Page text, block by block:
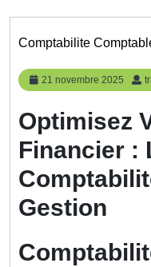
Comptabilite
21 novembre 2025
21
Optimisez
Financier :
Gestion